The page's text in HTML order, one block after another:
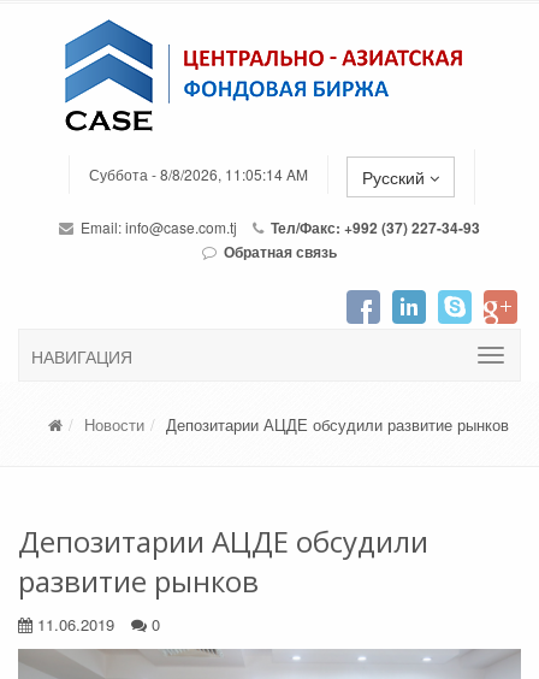
Суббота - 8/8/2026, 11:05:14 AM Русский
Email:info@case.com.tj
Тел/Факс: +992 (37) 227-34-93
Обратная связь
НАВИГАЦИЯ
Новости Депозитарии АЦДЕ обсудили развитие рынков
Депозитарии АЦДЕ обсудили
развитие рынков
11.06.2019 0